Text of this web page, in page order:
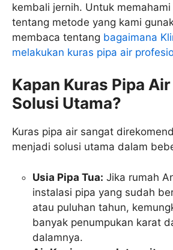
kembali jernih. Untuk
tentang metode yang kami
membaca tentang bagaimana
melakukan kuras pipa air
Kapan Kuras Pipa
Solusi Utama?
Kuras pipa air sangat
menjadi solusi utama dalam
Usia Pipa Tua: Jika rumah
instalasi pipa yang sudah
atau puluhan tahun,
banyak penumpukan karat
dalamnya.